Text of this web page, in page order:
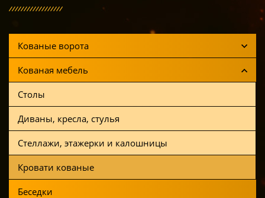
Кованые ворота
Кованая мебель
Столы
Диваны, кресла, стулья
Стеллажи, этажерки и калошницы
Кровати кованые
Беседки